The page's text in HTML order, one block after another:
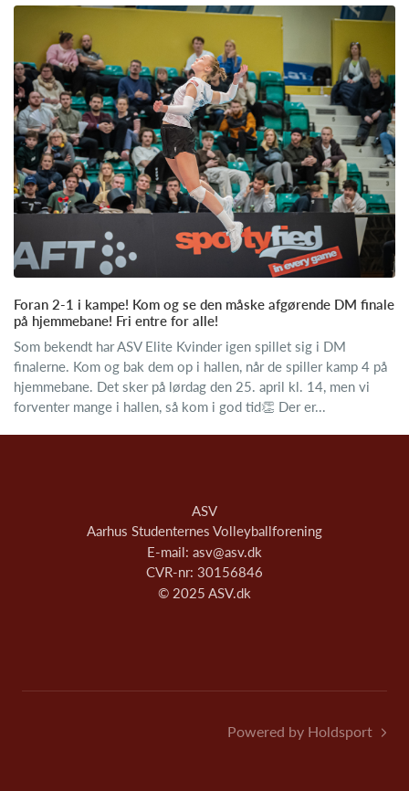
Foran 2-1 i kampe! Kom og se den måske afgørende DM finale
på hjemmebane! Fri entre for alle!
Som bekendt har ASV Elite Kvinder igen spillet sig i DM
finalerne. Kom og bak dem op i hallen, når de spiller kamp 4 på
hjemmebane. Det sker på lørdag den 25. april kl. 14, men vi
forventer mange i hallen, så kom i god tid👏 Der er...
ASV
Aarhus Studenternes Volleyballforening
E-mail: asv@asv.dk
CVR-nr: 30156846
© 2025 ASV.dk
Powered by Holdsport